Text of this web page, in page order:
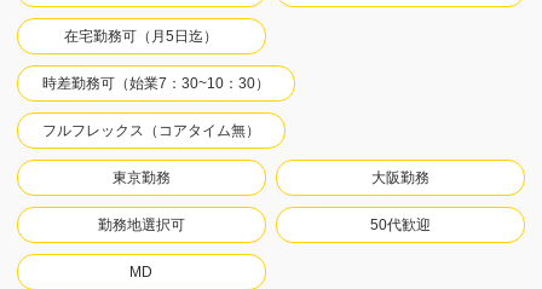
在宅勤務可（月5日迄）
時差勤務可（始業7：30~10：30）
フルフレックス（コアタイム無）
東京勤務 大阪勤務
勤務地選択可 50代歓迎
MD